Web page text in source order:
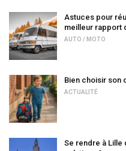
Astuces pour
meilleur rapport
AUTO / MOTO
Bien choisir son
ACTUALITÉ
Se rendre à Lille